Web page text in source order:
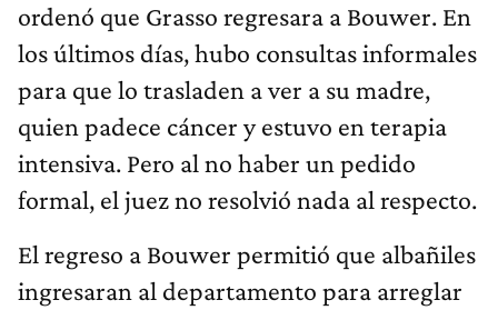
ordenó que Grasso regresara a Bouwer. En
los últimos días, hubo consultas informales
para que lo trasladen a ver a su madre,
quien padece cáncer y estuvo en terapia
intensiva. Pero al no haber un pedido
formal, el juez no resolvió nada al respecto.
El regreso a Bouwer permitió que albañiles
ingresaran al departamento para arreglar